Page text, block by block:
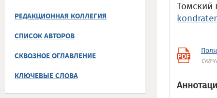
РЕДАКЦИОННАЯ КОЛЛЕГИЯ
СПИСОК АВТОРОВ
СКВОЗНОЕ ОГЛАВЛЕНИЕ
КЛЮЧЕВЫЕ СЛОВА
Томский